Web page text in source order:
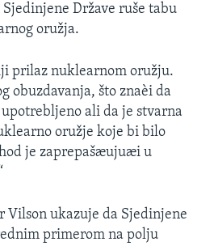
Države ruše tabu
oružja.
prilaz nuklearnom oružju.
obuzdavanja, što znaèi da
ali da je stvarna
oružje koje bi bilo
je zaprepašæujuæi u
Vilson ukazuje da Sjedinjene
primerom na polju